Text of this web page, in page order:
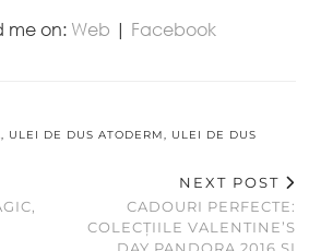
me on: Web | Facebook
, ULEI DE DUS ATODERM, ULEI DE DUS
NEXT POST
CADOURI PERFECTE:
COLECȚIILE VALENTINE’S